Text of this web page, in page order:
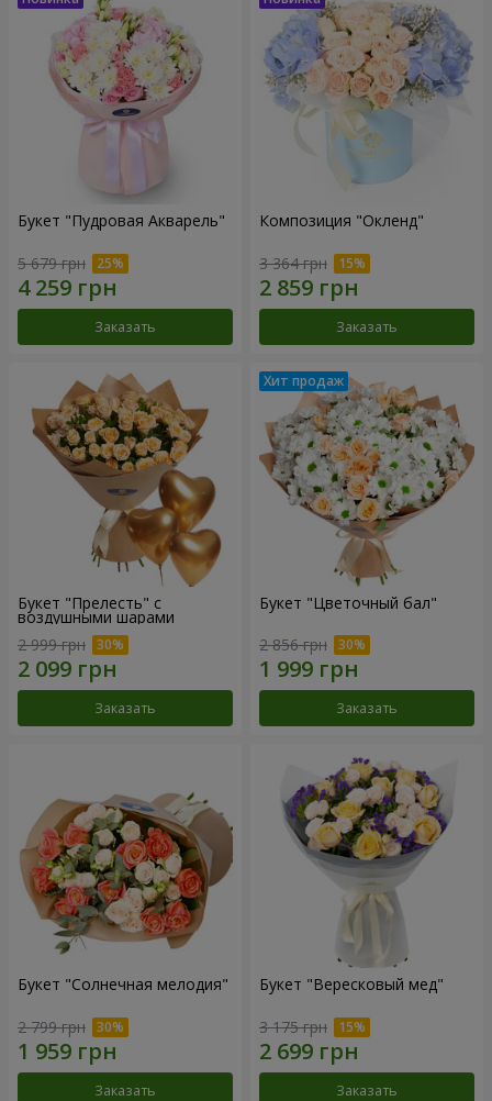
Букет "Пудровая Акварель"
5 679 грн
Заказать
Композиция "Окленд"
3 364 грн
Заказать
Букет "Прелесть" с
воздушными шарами
2 999 грн
Заказать
Букет "Цветочный бал"
2 856 грн
Заказать
Букет "Солнечная мелодия"
2 799 грн
Заказать
Букет "Вересковый мед"
3 175 грн
Заказать